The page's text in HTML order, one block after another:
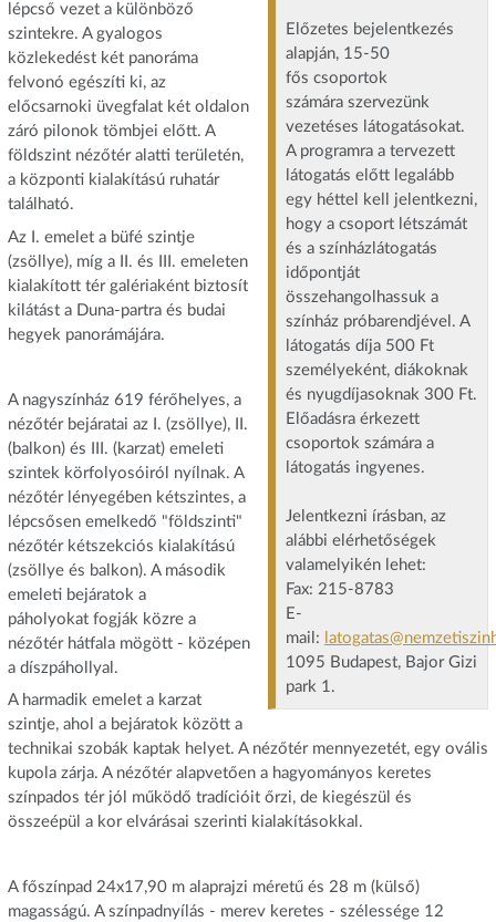
Előzetes bejelentkezés
alapján, 15-50
fős csoportok
számára szervezünk
vezetéses látogatásokat.
A programra a tervezett
látogatás előtt legalább
egy héttel kell jelentkezni,
hogy a csoport létszámát
és a színházlátogatás
időpontját
összehangolhassuk a
színház próbarendjével. A
látogatás díja 500 Ft
személyeként, diákoknak
és nyugdíjasoknak 300 Ft.
Előadásra érkezett
csoportok számára a
látogatás ingyenes.
Jelentkezni írásban, az
alábbi elérhetőségek
valamelyikén lehet:
Fax: 215-8783
E-
mail:
1095 Budapest, Bajor Gizi
park 1.
lépcső vezet a különböző
szintekre. A gyalogos
közlekedést két panoráma
felvonó egészíti ki, az
előcsarnoki üvegfalat két oldalon
záró pilonok tömbjei előtt. A
földszint nézőtér alatti területén,
a központi kialakítású ruhatár
található.
Az I. emelet a büfé szintje
(zsöllye), míg a II. és III. emeleten
kialakított tér galériaként biztosít
kilátást a Duna-partra és budai
hegyek panorámájára.
A nagyszínház 619 férőhelyes, a
nézőtér bejáratai az I. (zsöllye), II.
(balkon) és III. (karzat) emeleti
szintek körfolyosóiról nyílnak. A
nézőtér lényegében kétszintes, a
lépcsősen emelkedő "földszinti"
nézőtér kétszekciós kialakítású
(zsöllye és balkon). A második
emeleti bejáratok a
páholyokat fogják közre a
nézőtér hátfala mögött - középen
a díszpáhollyal.
A harmadik emelet a karzat
szintje, ahol a bejáratok között a
technikai szobák kaptak helyet. A nézőtér mennyezetét, egy ovális
kupola zárja. A nézőtér alapvetően a hagyományos keretes
színpados tér jól működő tradícióit őrzi, de kiegészül és
összeépül a kor elvárásai szerinti kialakításokkal.
A főszínpad 24x17,90 m alaprajzi méretű és 28 m (külső)
magasságú. A színpadnyílás - merev keretes - szélessége 12